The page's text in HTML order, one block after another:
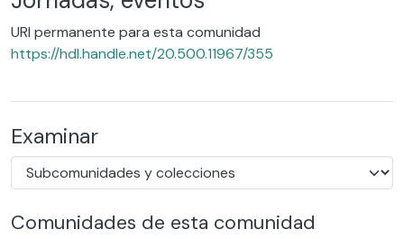
URI permanente para esta comunidad
https://hdl.handle.net/20.500.11967/355
Examinar
Comunidades de esta comunidad